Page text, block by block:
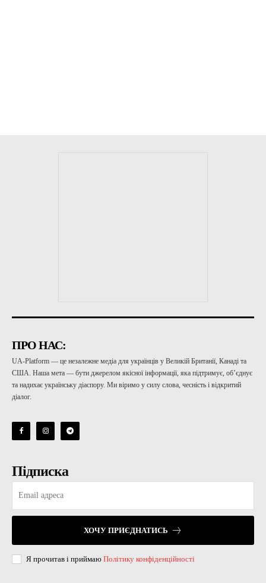
ПРО НАС:
UA-Platform — це незалежне медіа для українців у Великій Британії, Канаді та
США. Наша мета — бути джерелом якісної інформації, яка підтримує, об’єднує
та надихає українську діаспору. Ми віримо у силу слова, чесність і відкритий
діалог.
Підписка
ХОЧУ ПРИЄДНАТИСЬ
Я прочитав і приймаю Політику конфіденційності